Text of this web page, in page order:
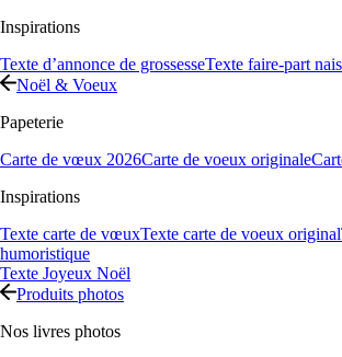
Inspirations
Texte d’annonce de grossesseTexte faire-part
Noël & Voeux
Papeterie
Carte de vœux 2026Carte de voeux originale
Inspirations
Texte carte de vœuxTexte carte de voeux original
humoristique
Texte Joyeux Noël
Produits photos
Nos livres photos